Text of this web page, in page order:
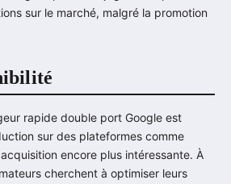
sur le marché, malgré la promotion
rapide double port Google est
sur des plateformes comme
encore plus intéressante. À
cherchent à optimiser leurs